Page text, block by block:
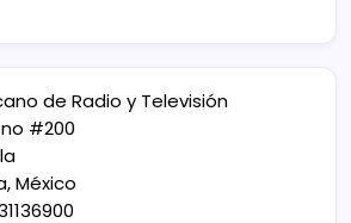
de Radio y Televisión
#200
México